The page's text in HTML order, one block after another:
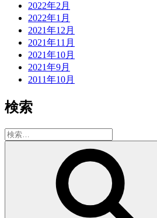
2022年2月
2022年1月
2021年12月
2021年11月
2021年10月
2021年9月
2011年10月
検索
検
索: